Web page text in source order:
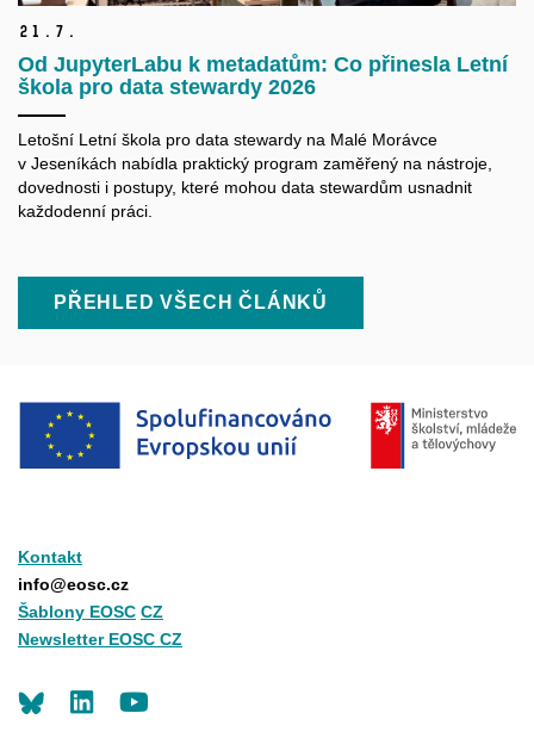
21. 7.
Od JupyterLabu k metadatům: Co přinesla Letní
škola pro data stewardy 2026
Letošní Letní škola pro data stewardy na Malé Morávce
v Jeseníkách nabídla praktický program zaměřený na nástroje,
dovednosti i postupy, které mohou data stewardům usnadnit
každodenní práci.
PŘEHLED VŠECH ČLÁNKŮ
Kontakt
info@eosc.cz
Šablony EOSC CZ
Newsletter EOSC CZ
LinkedIn